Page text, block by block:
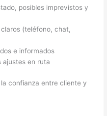
posibles imprevistos y
(teléfono, chat,
e informados
ajustes en ruta
confianza entre cliente y